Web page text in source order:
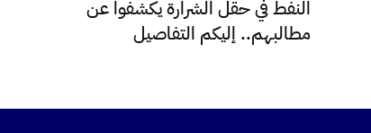
النفط في حقل الشرارة يكشفوا عن
مطالبهم.. إليكم التفاصيل